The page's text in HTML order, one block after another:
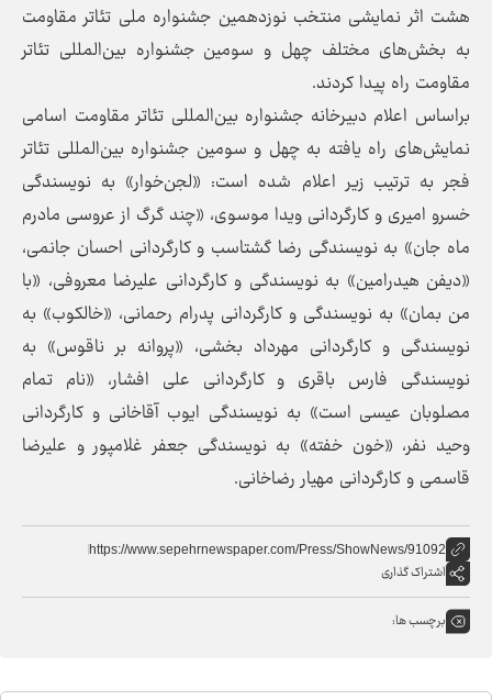
هشت اثر نمایشی منتخب نوزدهمین جشنواره ملی تئاتر مقاومت
به بخش‌های مختلف چهل و سومین جشنواره بین‌المللی تئاتر
مقاومت راه پیدا کردند.
براساس اعلام دبیرخانه جشنواره بین‌المللی تئاتر مقاومت اسامی
نمایش‌های راه یافته به چهل و سومین جشنواره بین‌المللی تئاتر
فجر به ترتیب زیر اعلام شده است: «لجن‌خوار» به نویسندگی
خسرو امیری و کارگردانی ویدا موسوی، «چند گرگ از عروسی مادرم
ماه جان» به نویسندگی رضا گشتاسب و کارگردانی احسان جانمی،
«دیفن هیدرامین» به نویسندگی و کارگردانی علیرضا معروفی، «با
من بمان» به نویسندگی و کارگردانی پدرام رحمانی، «خالکوب» به
نویسندگی و کارگردانی مهرداد بخشی، «پروانه بر ناقوس» به
نویسندگی فارس باقری و کارگردانی علی افشار، «نام تمام
مصلوبان عیسی است» به نویسندگی ایوب آقاخانی و کارگردانی
وحید نفر، «خون خفته» به نویسندگی جعفر غلامپور و علیرضا
قاسمی و کارگردانی مهیار رضاخانی.
https://www.sepehrnewspaper.com/Press/ShowNews/91092
اشتراک گذاری
برچسب ها: